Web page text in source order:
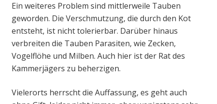
Ein weiteres Problem sind mittlerweile Tauben
geworden. Die Verschmutzung, die durch den Kot
entsteht, ist nicht tolerierbar. Darüber hinaus
verbreiten die Tauben Parasiten, wie Zecken,
Vogelflöhe und Milben. Auch hier ist der Rat des
Kammerjägers zu beherzigen.
Vielerorts herrscht die Auffassung, es geht auch